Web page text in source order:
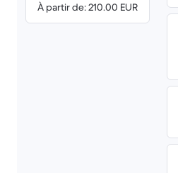
À partir de: 210.00 EUR